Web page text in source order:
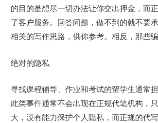
的目的是想尽一切办法让你交出押金，而
了客户服务。回答问题，做不到的就不要
相关的写作思路，供你参考。相反，那些
绝对的隐私
寻找课程辅导、作业和考试的留学生通常
此类事件通常不会出现在正规代笔机构，
大，没有能力保护个人隐私，而正规的代